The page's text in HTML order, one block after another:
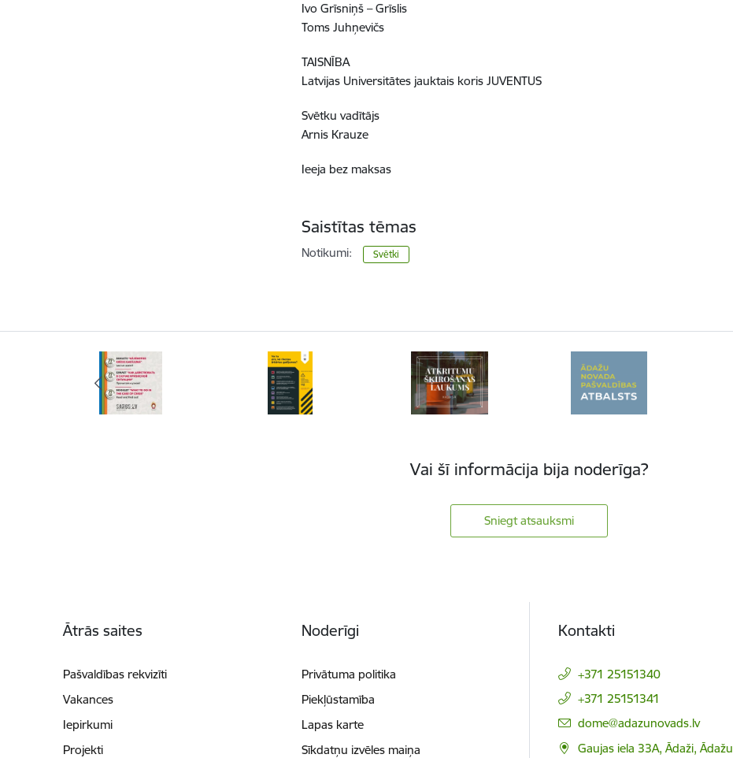
Ivo Grīsniņš – Grīslis
Toms Juhņevičs
TAISNĪBA
Latvijas Universitātes jauktais koris JUVENTUS
Svētku vadītājs
Arnis Krauze
Ieeja bez maksas
Saistītas tēmas
Notikumi: Svētki
Vai šī informācija bija noderīga?
Sniegt atsauksmi
Ātrās saites
Pašvaldības rekvizīti
Vakances
Iepirkumi
Projekti
Noderīgi
Privātuma politika
Piekļūstamība
Lapas karte
Sīkdatņu izvēles maiņa
Kontakti
+371 25151340
+371 25151341
E-pasts:
dome@adazunovads.lv
Gaujas iela 33A, Ādaži, Ādažu